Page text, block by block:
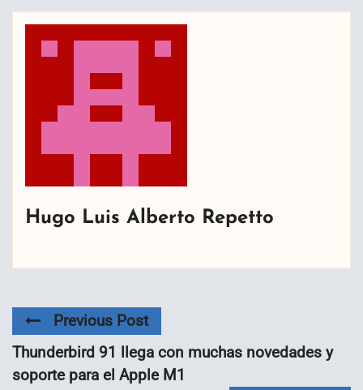
Hugo Luis Alberto Repetto
Previous Post
Thunderbird 91 llega con muchas novedades y
soporte para el Apple M1